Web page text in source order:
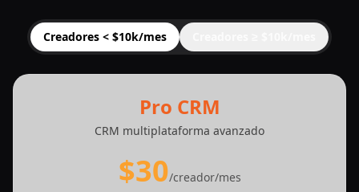
Creadores < $10k/mes
Pro CRM
CRM multiplataforma avanzado
$30/creador/mes